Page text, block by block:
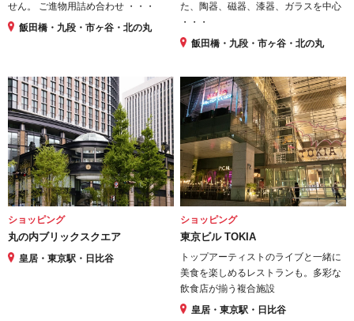
せん。 ご進物用詰め合わせ ・・・
飯田橋・九段・市ヶ谷・北の丸
た、陶器、磁器、漆器、ガラスを中心
・・・
飯田橋・九段・市ヶ谷・北の丸
ショッピング
丸の内ブリックスクエア
皇居・東京駅・日比谷
ショッピング
東京ビル TOKIA
トップアーティストのライブと一緒に
美食を楽しめるレストランも。多彩な
飲食店が揃う複合施設
皇居・東京駅・日比谷